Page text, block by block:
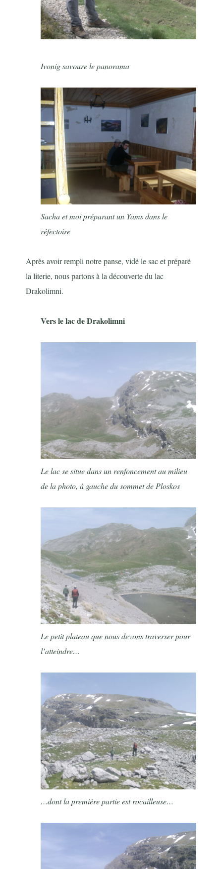
Ivonig savoure le panorama
Sacha et moi préparant un Yams dans le
réfectoire
Après avoir rempli notre panse, vidé le sac et préparé
la literie, nous partons à la découverte du lac
Drakolimni.
Vers le lac de Drakolimni
Le lac se situe dans un renfoncement au milieu
de la photo, à gauche du sommet de Ploskos
Le petit plateau que nous devons traverser pour
l’atteindre…
…dont la première partie est rocailleuse…